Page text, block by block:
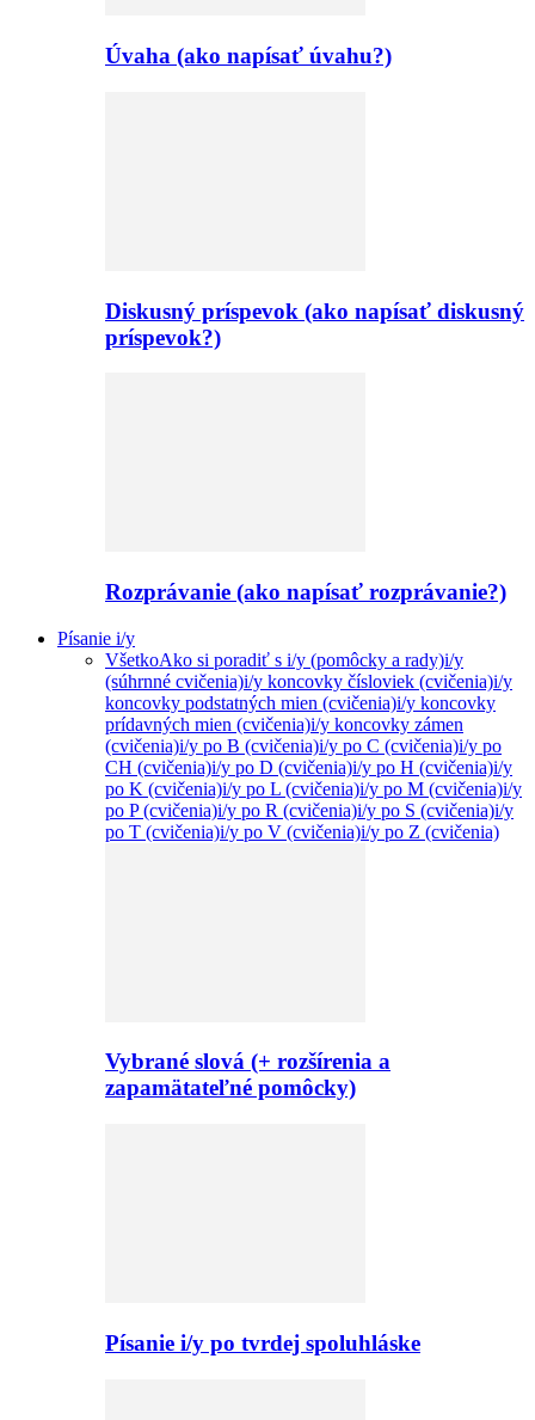
Úvaha (ako napísať úvahu?)
Diskusný príspevok (ako napísať diskusný
príspevok?)
Rozprávanie (ako napísať rozprávanie?)
Písanie i/y
VšetkoAko si poradiť s i/y (pomôcky a rady)i/y
(súhrnné cvičenia)i/y koncovky čísloviek (cvičenia)i/y
koncovky podstatných mien (cvičenia)i/y koncovky
prídavných mien (cvičenia)i/y koncovky zámen
(cvičenia)i/y po B (cvičenia)i/y po C (cvičenia)i/y po
CH (cvičenia)i/y po D (cvičenia)i/y po H (cvičenia)i/y
po K (cvičenia)i/y po L (cvičenia)i/y po M (cvičenia)i/y
po P (cvičenia)i/y po R (cvičenia)i/y po S (cvičenia)i/y
po T (cvičenia)i/y po V (cvičenia)i/y po Z (cvičenia)
Vybrané slová (+ rozšírenia a
zapamätateľné pomôcky)
Písanie i/y po tvrdej spoluhláske